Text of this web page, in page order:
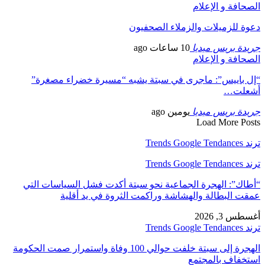
الصحافة و الإعلام
دعوة للزميلات والزملاء الصحفيون
جريدة بريس ميديا 10 ساعات ago
الصحافة و الإعلام
“إل باييس”: ماجرى في سبتة يشبه “مسيرة خضراء مصغرة”
أشعلت…
جريدة بريس ميديا يومين ago
Load More Posts
ترند Trends Google Tendances
ترند Trends Google Tendances
“أطاك”: الهجرة الجماعية نحو سبتة أكدت فشل السياسات التي
عمقت البطالة والهشاشة وراكمت الثروة في يد أقلية
أغسطس 3, 2026
ترند Trends Google Tendances
الهجرة إلى سبتة خلفت حوالي 100 وفاة واستمرار صمت الحكومة
استخفاف بالمجتمع